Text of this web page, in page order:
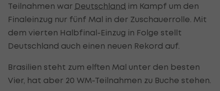
Teilnahmen war Deutschland im Kampf um den
Finaleinzug nur fünf Mal in der Zuschauerrolle. Mit
dem vierten Halbfinal-Einzug in Folge stellt
Deutschland auch einen neuen Rekord auf.
Brasilien steht zum elften Mal unter den besten
Vier, hat aber 20 WM-Teilnahmen zu Buche stehen.